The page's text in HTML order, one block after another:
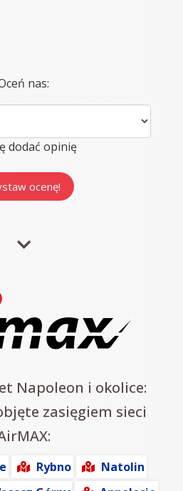
nas:
dodać opinię
Napoleon i okolice:
zasięgiem sieci
Rybno
Natolin